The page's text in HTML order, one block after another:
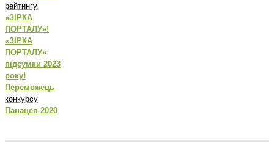
рейтингу,
«ЗІРКА
ПОРТАЛУ»!
«ЗІРКА
ПОРТАЛУ»
підсумки 2023
року!
Переможець
конкурсу
Панацея 2020